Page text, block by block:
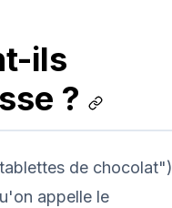
ils
?
de chocolat")
appelle le